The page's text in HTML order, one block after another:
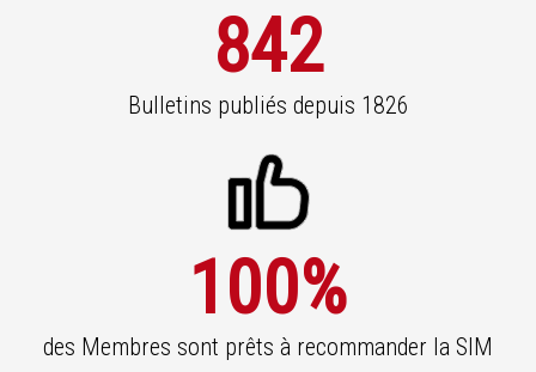
842
Bulletins publiés depuis 1826
100%
des Membres sont prêts à recommander la SIM